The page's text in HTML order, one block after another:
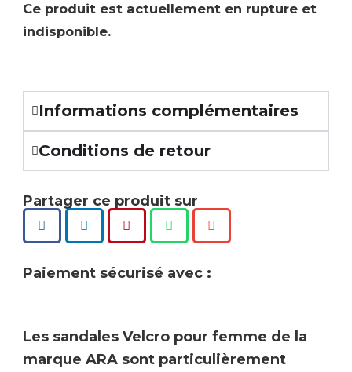
Ce produit est actuellement en rupture et
indisponible.
Informations complémentaires
Conditions de retour
Partager ce produit sur
Paiement sécurisé avec :
Les sandales Velcro pour femme de la
marque ARA sont particulièrement